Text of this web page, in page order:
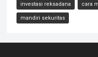
investasi reksadana cara
mandiri sekuritas